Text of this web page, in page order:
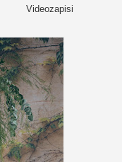
Videozapisi